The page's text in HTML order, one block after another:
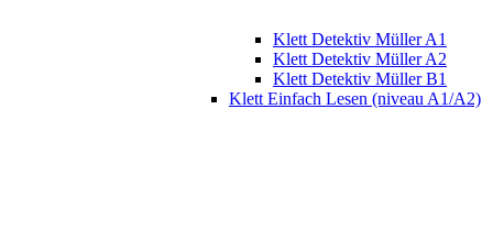
Klett Detektiv Müller A1
Klett Detektiv Müller A2
Klett Detektiv Müller B1
Klett Einfach Lesen (niveau A1/A2)